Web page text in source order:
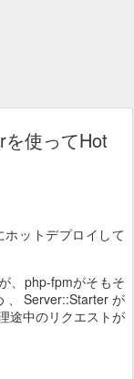
使ってHot
ットデプロイして
、php-fpmがそもそ
Server::Starterが
途中のリクエストが